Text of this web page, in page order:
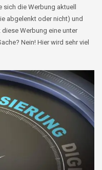
sich die Werbung aktuell
abgelenkt oder nicht) und
Werbung eine unter
Nein! Hier wird sehr viel